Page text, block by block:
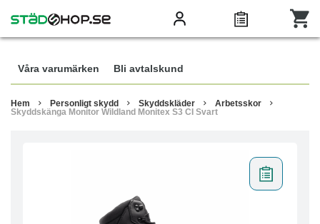
Våra varumärken Bli avtalskund
Hem Personligt skydd Skyddskläder
Arbetsskor
Skyddskänga Monitor Wildland Monitex S3 CI Svart